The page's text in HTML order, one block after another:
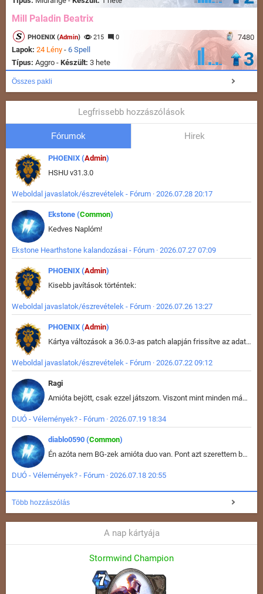
Mill Paladin Beatrix
7480
PHOENIX (Admin) 215 0
Lapok: 24 Lény - 6 Spell
Típus: Aggro - Készült: 3 hete 3
Összes pakli
Legfrissebb hozzászólások
Fórumok Hirek
PHOENIX (Admin)
HSHU v31.3.0
Weboldal javaslatok/észrevételek - Fórum · 2026.07.28 20:17
Ekstone (Common)
Kedves Naplóm!
Ekstone Hearthstone kalandozásai - Fórum · 2026.07.27 07:09
PHOENIX (Admin)
Kisebb javítások történtek:
Weboldal javaslatok/észrevételek - Fórum · 2026.07.26 13:27
PHOENIX (Admin)
Kártya változások a 36.0.3-as patch alapján frissítve az adatbázisban (képek is cserélve).
Weboldal javaslatok/észrevételek - Fórum · 2026.07.22 09:12
Ragi
Amióta bejött, csak ezzel játszom. Viszont mint minden más - akár az alapjáték is, ez is baromira összetett lett. Néha már pár kör után is esélytelen az egész. Vagy irreállisan túltápol valaki, vagy lelép a partner, vagy csak hülye mint a segg. És amikor eljönne az én időm, na akkor jön el mindenki másé is. Engem jobban érdekelne, hogy ki milyen ratingen szokott játszani. Na ez lenne egy érdekes adat.
DUÓ - Vélemények? - Fórum · 2026.07.19 18:34
diablo0590 (Common)
Én azóta nem BG-zek amióta duo van. Pont azt szerettem benne, hogy rajtam múlik mi történik, nem pedig a társamon. Kérem vissza a régi BG-t :D
DUÓ - Vélemények? - Fórum · 2026.07.18 20:55
Több hozzászólás
A nap kártyája
Stormwind Champion